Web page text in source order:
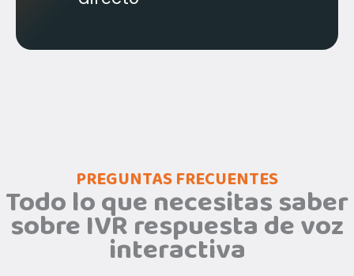
PREGUNTAS FRECUENTES
Todo lo que necesitas saber
sobre IVR respuesta de voz
interactiva